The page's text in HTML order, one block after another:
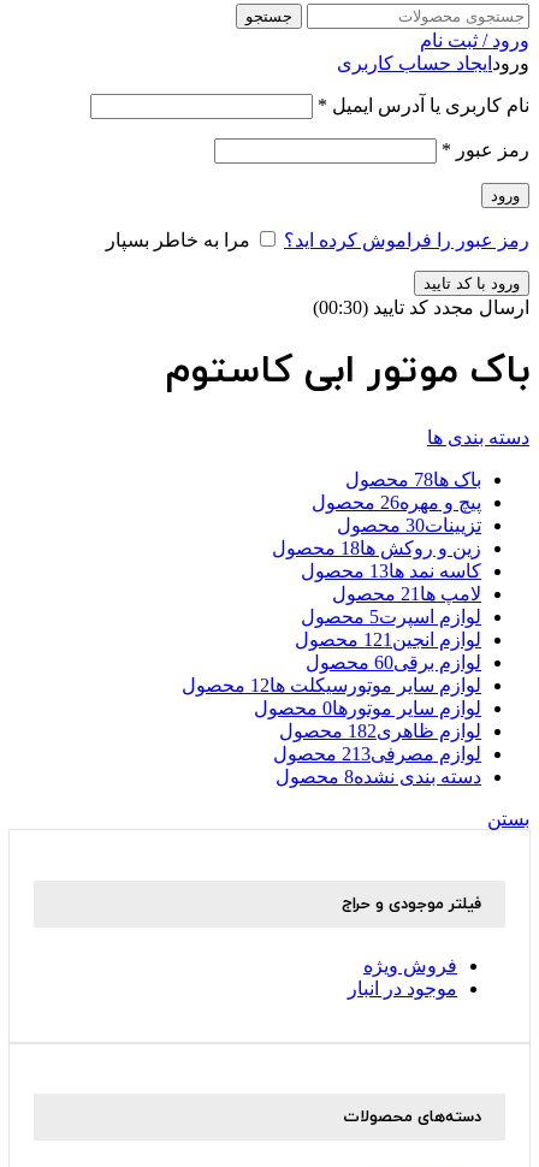
جستجو
ورود / ثبت نام
ورود ایجاد حساب کاربری
نام کاربری یا آدرس ایمیل *
رمز عبور *
ورود
رمز عبور را فراموش کرده اید؟ مرا به خاطر بسپار
ورود با کد تایید
ارسال مجدد کد تایید (00:
30
)
باک موتور ابی کاستوم
دسته بندی ها
باک ها78 محصول
پیچ و مهره26 محصول
تزیینات30 محصول
زین و روکش ها18 محصول
کاسه نمد ها13 محصول
لامپ ها 21 محصول
لوازم اسپرت5 محصول
لوازم انجین 121 محصول
لوازم برقی60 محصول
لوازم سایر موتورسیکلت ها12 محصول
لوازم سایر موتورها0 محصول
لوازم ظاهری182 محصول
لوازم مصرفی213 محصول
دسته بندی نشده8 محصول
بستن
فیلتر موجودی و حراج
فروش ویژه
موجود در انبار
دسته‌های محصولات